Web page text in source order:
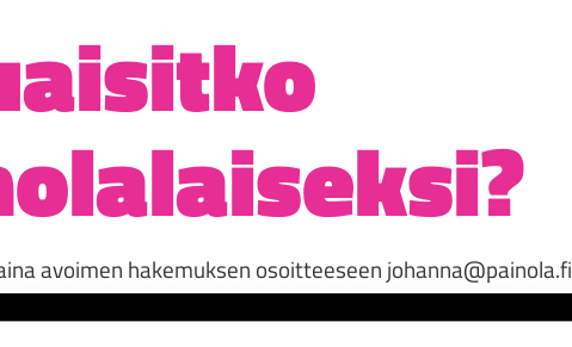
avoimen hakemuksen osoitteeseen johanna@painola.fi